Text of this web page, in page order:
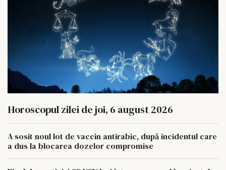
Horoscopul zilei de joi, 6 august 2026
A sosit noul lot de vaccin antirabic, după incidentul care
a dus la blocarea dozelor compromise